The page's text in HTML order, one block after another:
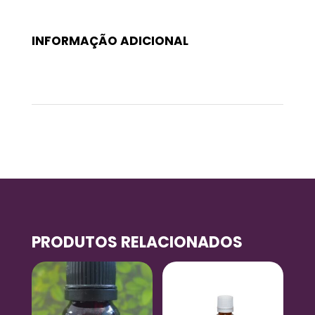
INFORMAÇÃO ADICIONAL
PRODUTOS RELACIONADOS